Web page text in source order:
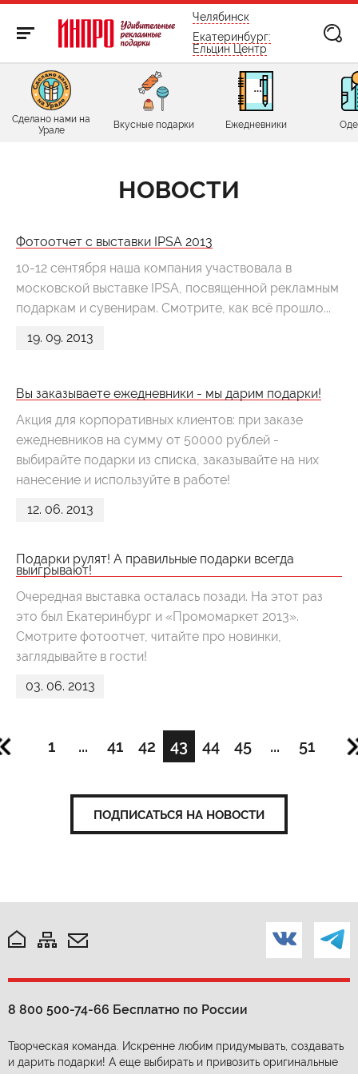
бесплатно по России
Челябинск
Екатеринбург:
Ельцин Центр
Сделано нами на
Урале
Вкусные подарки Ежедневники
НОВОСТИ
Фотоотчет с выставки IPSA 2013
10-12 сентября наша компания участвовала в
московской выставке IPSA, посвященной рекламным
подаркам и сувенирам. Смотрите, как всё прошло...
19. 09. 2013
Вы заказываете ежедневники - мы дарим подарки!
Акция для корпоративных клиентов: при заказе
ежедневников на сумму от 50000 рублей -
выбирайте подарки из списка, заказывайте на них
нанесение и используйте в работе!
12. 06. 2013
Подарки рулят! А правильные подарки всегда
выигрывают!
Очередная выставка осталась позади. На этот раз
это был Екатеринбург и «Промомаркет 2013».
Смотрите фотоотчет, читайте про новинки,
заглядывайте в гости!
03. 06. 2013
1 ... 41 42 43 44 45 ... 51
ПОДПИСАТЬСЯ НА НОВОСТИ
8 800 500-74-66 Бесплатно по России
Творческая команда. Искренне любим придумывать, создавать
и дарить подарки! А еще выбирать и привозить оригинальные